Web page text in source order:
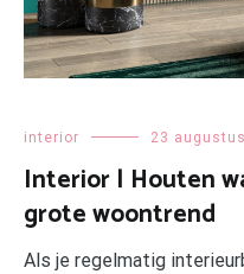
interior 23
Interior | Houten
grote woontrend
Als je regelmatig